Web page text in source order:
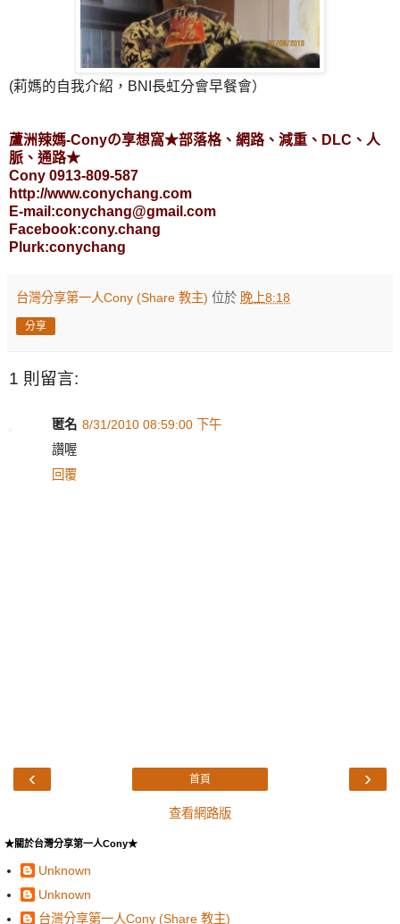
(莉媽的自我介紹，BNI長虹分會早餐會）
蘆洲辣媽-Conyの享想窩★部落格、網路、減重、DLC、人
脈、通路★
Cony 0913-809-587
http://www.conychang.com
E-mail:conychang@gmail.com
Facebook:cony.chang
Plurk:conychang
台灣分享第一人Cony (Share 教主) 位於 晚上8:18
分享
1 則留言:
匿名 8/31/2010 08:59:00 下午
讚喔
回覆
‹ ›
首頁
查看網路版
★關於台灣分享第一人Cony★
Unknown
Unknown
台灣分享第一人Cony (Share 教主)